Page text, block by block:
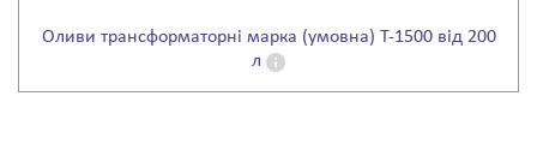
Оливи трансформаторні марка (умовна) Т-1500 від 200
л